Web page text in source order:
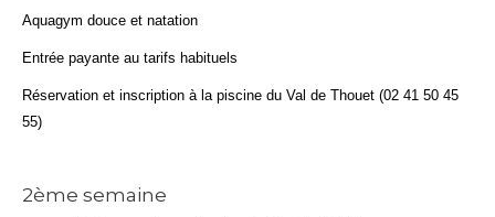
Aquagym douce et natation
Entrée payante au tarifs habituels
Réservation et inscription à la piscine du Val de Thouet (02 41 50 45
55)
2ème semaine